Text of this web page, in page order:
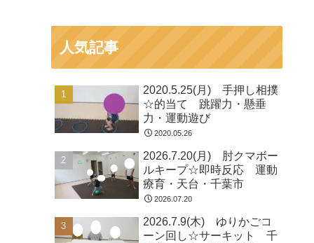
人気記事
2020.5.25(月) 手押し相撲
☆的当て 跳躍力・懸垂
力・運動遊び
2020.05.26
2026.7.20(月) 肘クマボー
ルキープ☆即時反応 運動
療育・天台・千葉市
2026.07.20
2026.7.9(木) ゆりかごコ
ーン回し☆サーキット 千